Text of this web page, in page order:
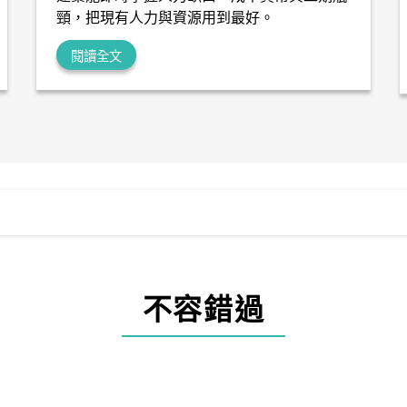
頸，把現有人力與資源用到最好。
閱讀全文
不容錯過